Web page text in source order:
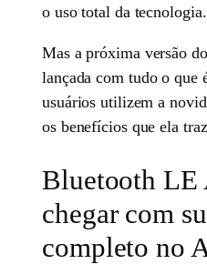
o uso total da tecnologia.
Mas a próxima versão
lançada com tudo o que
usuários utilizem a
os benefícios que ela
Bluetooth LE
chegar com
completo no